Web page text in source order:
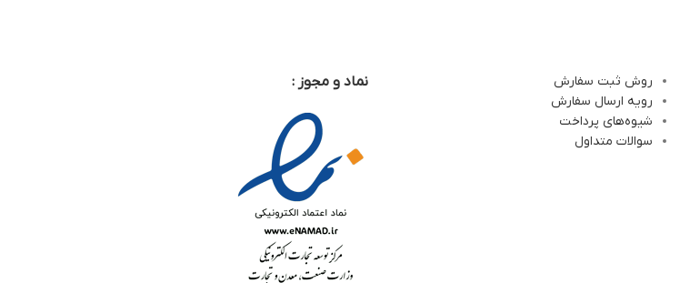
روش ثبت سفارش
رویه ارسال سفارش
شیوه‌های پرداخت
سوالات متداول
نماد و مجوز :